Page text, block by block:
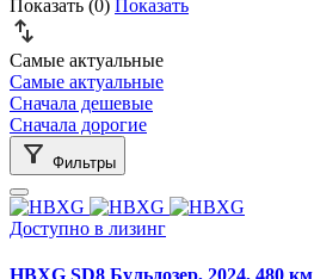
Показать (0) Показать
Самые актуальные
Самые актуальные
Сначала дешевые
Сначала дорогие
Фильтры
Доступно в лизинг
HBXG SD8 Бульдозер, 2024, 480 км